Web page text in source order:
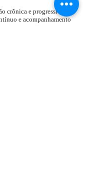
crônica e progressiva que
e acompanhamento